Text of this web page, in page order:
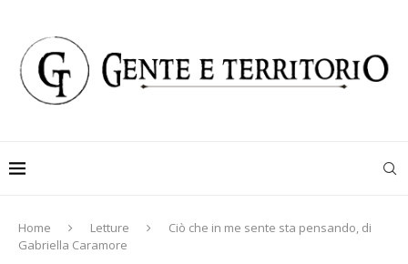
Home Letture
Ciò che in me sente sta pensando, di
Gabriella Caramore